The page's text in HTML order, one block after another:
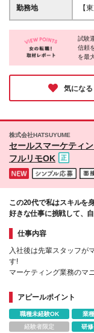
※
勤務地
【
試験
信頼
を最
いま
100
し続
向の
気になる
株式会社HATSUYUME
セールスマーケティ
フルリモOK
この20代で私はスキルを
好きな仕事に挑戦して、
仕事内容
入社後は先輩スタッフが
す!
マーケティング業務のマ
成長を実感しながら、自
る環境です。
アピールポイント
職種未経験OK 業
経験者限定
研